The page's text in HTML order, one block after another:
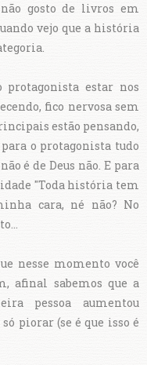
gosto de livros em
vejo que a história
estar nos
fico nervosa sem
estão pensando,
o protagonista tudo
é de Deus não. E para
"Toda história tem
cara, né não? No
nesse momento você
afinal sabemos que a
pessoa aumentou
piorar (se é que isso é